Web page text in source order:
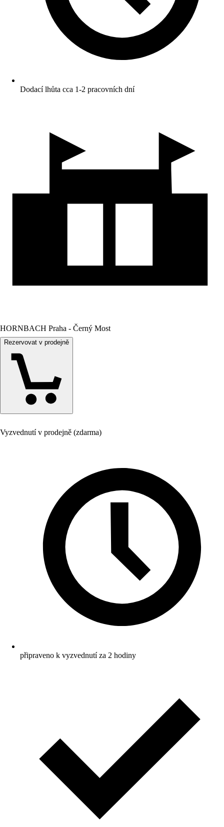
Dodací lhůta cca 1-2 pracovních dní
HORNBACH Praha - Černý Most
Rezervovat v prodejně
Vyzvednutí v prodejně (zdarma)
připraveno k vyzvednutí za 2 hodiny